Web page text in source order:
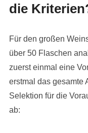
die
Für den großen
über 50 Flaschen
zuerst einmal eine
erstmal das gesamte
Selektion für die
ab: